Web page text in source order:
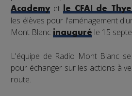
Academyet le CFAI de
les élèves pour l'aménagement
Mont Blancinauguré le 15
L'équipe de Radio Mont Blanc
pour échanger sur les actions à
route.